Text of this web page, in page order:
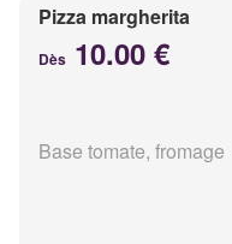
Pizza margherita
Dès 10.00 €
Base tomate, fromage